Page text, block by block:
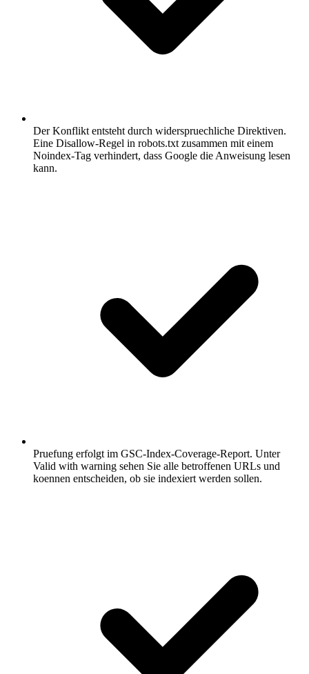
Der Konflikt entsteht durch widerspruechliche Direktiven.
Eine Disallow-Regel in robots.txt zusammen mit einem
Noindex-Tag verhindert, dass Google die Anweisung lesen
kann.
Pruefung erfolgt im GSC-Index-Coverage-Report. Unter
Valid with warning sehen Sie alle betroffenen URLs und
koennen entscheiden, ob sie indexiert werden sollen.